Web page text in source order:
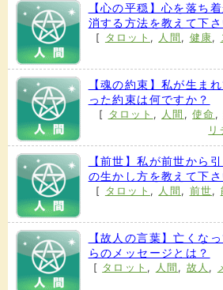
【心の平穏】心を落ち
消する方法を教えて下さ
[ タロット , 人間 , 健康,
【魂の約束】私が生ま
った約束は何ですか？
[ タロット , 人間 ,使命 ,
リ
【前世】私が前世から
の生かし方を教えて下さ
[ タロット , 人間 , 前世,
【故人の言葉】亡くな
らのメッセージとは？
[ タロット , 人間 , 故人 ,